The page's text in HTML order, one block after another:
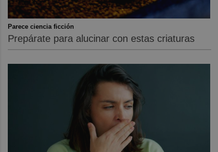
Parece ciencia ficción
Prepárate para alucinar con estas criaturas